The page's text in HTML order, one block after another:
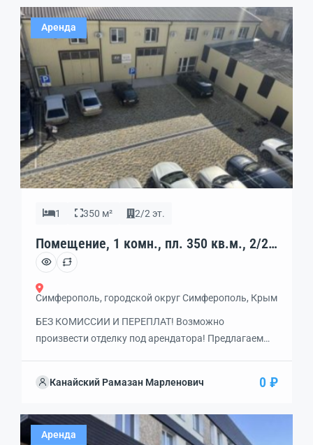
ПРИХОЖЕЙ гардероб и полки для обуви, КУХНЯ с
кухонным гарнитуром с газовой варочной […]
Аренда
1 350 м² 2/2 эт.
Помещение, 1 комн., пл. 350 кв.м., 2/2
эт., код: 462273
Симферополь, городской округ Симферополь, Крым
БЕЗ КОМИССИИ И ПЕРЕПЛАТ! Возможно
произвести отделку под арендатора! Предлагаем
кв.м. или ЧАСТЬ от одного кабинета от 16 кв.м.!
для офиса, шоу-рума, образовательного центра,
клиники или креативного […]
Канайский Рамазан Марленович 0 ₽
Аренда